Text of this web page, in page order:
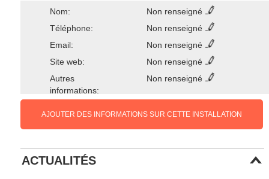
Nom:
Non renseigné
Téléphone:
Non renseigné
Email:
Non renseigné
Site web:
Non renseigné
Autres
informations:
Non renseigné
AJOUTER DES INFORMATIONS SUR CETTE INSTALLATION
ACTUALITÉS